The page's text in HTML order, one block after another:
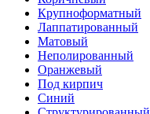
Крупноформатный
Лаппатированный
Матовый
Неполированный
Оранжевый
Под кирпич
Синий